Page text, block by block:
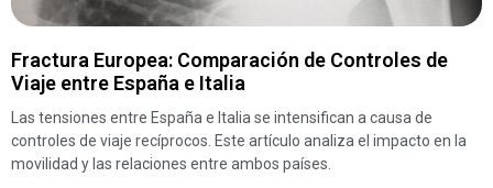
Fractura Europea: Comparación de Controles de
Viaje entre España e Italia
Las tensiones entre España e Italia se intensifican a causa de
controles de viaje recíprocos. Este artículo analiza el impacto en la
movilidad y las relaciones entre ambos países.